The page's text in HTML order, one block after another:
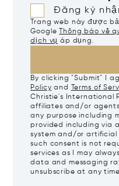
Đăng ký
Trang web này được
Google
Thông báo về
dịch vụ áp dụng.
By clicking "Submit" I
Policy and Terms of
Christie's International
affiliates and/or
any purpose including
provided including via
system and/or artificial
such consent is not
services as I may
data and messaging
unsubscribe at any